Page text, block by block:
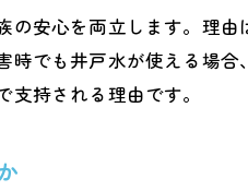
井戸水対応エコキュート
エコキュートの耐久性
熊本県で安心して使うエ
安心を両立します。理
でも井戸水が使える場
持される理由です。